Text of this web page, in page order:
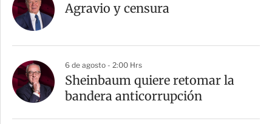
Agravio y censura
6 de agosto - 2:00 Hrs
Sheinbaum quiere retomar la
bandera anticorrupción